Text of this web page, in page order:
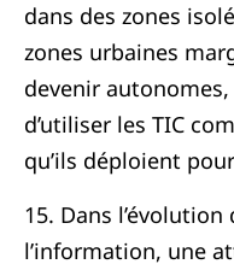
dans des zones
zones urbaines
devenir autonomes,
d’utiliser les TIC
qu’ils déploient
15. Dans
l’information, une